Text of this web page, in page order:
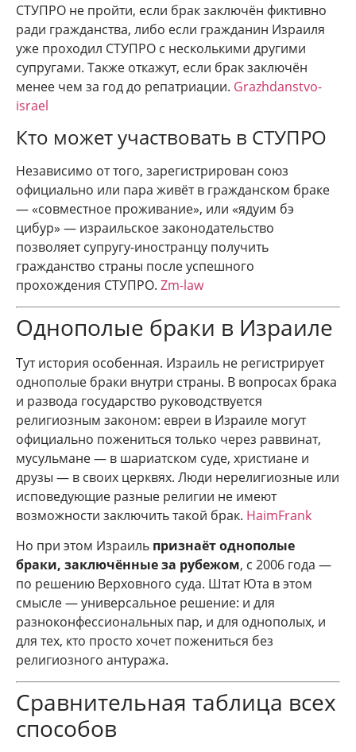
СТУПРО не пройти, если брак заключён фиктивно
ради гражданства, либо если гражданин Израиля
уже проходил СТУПРО с несколькими другими
супругами. Также откажут, если брак заключён
менее чем за год до репатриации. Grazhdanstvo-
israel
Кто может участвовать в СТУПРО
Независимо от того, зарегистрирован союз
официально или пара живёт в гражданском браке
— «совместное проживание», или «ядуим бэ
цибур» — израильское законодательство
позволяет супругу-иностранцу получить
гражданство страны после успешного
прохождения СТУПРО. Zm-law
Однополые браки в Израиле
Тут история особенная. Израиль не регистрирует
однополые браки внутри страны. В вопросах брака
и развода государство руководствуется
религиозным законом: евреи в Израиле могут
официально пожениться только через раввинат,
мусульмане — в шариатском суде, христиане и
друзы — в своих церквях. Люди нерелигиозные или
исповедующие разные религии не имеют
возможности заключить такой брак. HaimFrank
Но при этом Израиль признаёт однополые
браки, заключённые за рубежом, с 2006 года —
по решению Верховного суда. Штат Юта в этом
смысле — универсальное решение: и для
разноконфессиональных пар, и для однополых, и
для тех, кто просто хочет пожениться без
религиозного антуража.
Сравнительная таблица всех
способов